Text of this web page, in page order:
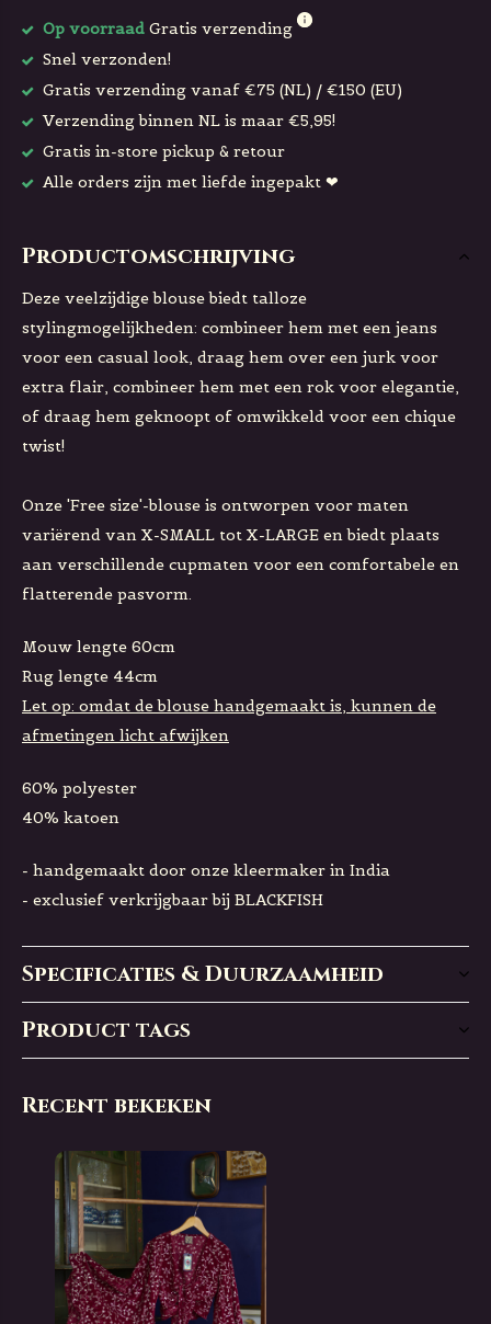
Op voorraad Gratis verzending
Snel verzonden!
Gratis verzending vanaf €75 (NL) / €150 (EU)
Verzending binnen NL is maar €5,95!
Gratis in-store pickup & retour
Alle orders zijn met liefde ingepakt ❤
Productomschrijving
Deze veelzijdige blouse biedt talloze
stylingmogelijkheden: combineer hem met een jeans
voor een casual look, draag hem over een jurk voor
extra flair, combineer hem met een rok voor elegantie,
of draag hem geknoopt of omwikkeld voor een chique
twist!
Onze 'Free size'-blouse is ontworpen voor maten
variërend van X-SMALL tot X-LARGE en biedt plaats
aan verschillende cupmaten voor een comfortabele en
flatterende pasvorm.
Mouw lengte 60cm
Rug lengte 44cm
Let op: omdat de blouse handgemaakt is, kunnen de
afmetingen licht afwijken
60% polyester
40% katoen
- handgemaakt door onze kleermaker in India
- exclusief verkrijgbaar bij BLACKFISH
Specificaties & Duurzaamheid
Product tags
Recent bekeken